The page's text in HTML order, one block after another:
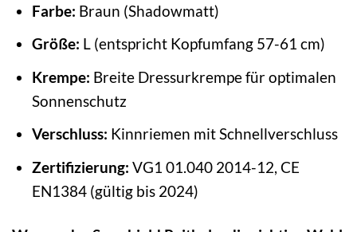
Farbe: Braun (Shadowmatt)
Größe: L (entspricht Kopfumfang 57-61 cm)
Krempe: Breite Dressurkrempe für optimalen
Sonnenschutz
Verschluss: Kinnriemen mit Schnellverschluss
Zertifizierung: VG1 01.040 2014-12, CE
EN1384 (gültig bis 2024)